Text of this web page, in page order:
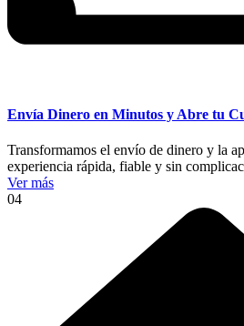
Envía Dinero en Minutos y Abre tu
Transformamos el envío de dinero y la
experiencia rápida, fiable y sin
Ver más
04